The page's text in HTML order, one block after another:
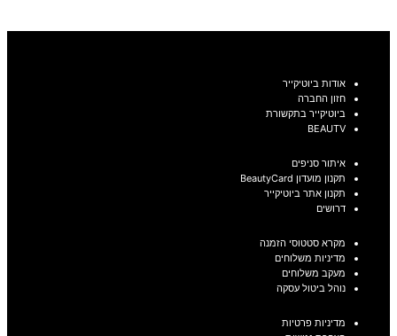
אודות ביוטיקייר
חזון החברה
ביוטיקייר בתקשורת
BEAUTV
איתור סניפים
תקנון מועדון BeautyCard
תקנון אתר ביוטיקייר
דרושים
מקרא סטטוסי הזמנה
מדיניות משלוחים
מעקב משלוחים
נוהל ביטול עסקה
מדיניות פרטיות